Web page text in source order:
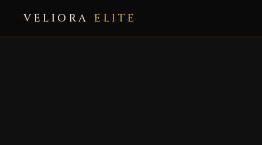
VELIORA ELITE